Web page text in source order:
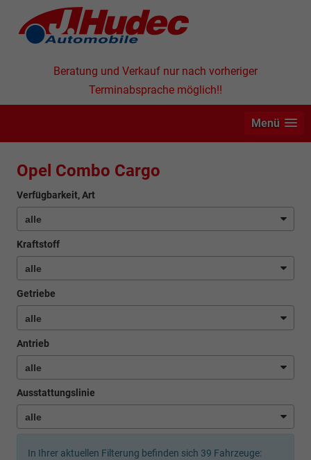
Beratung und Verkauf nur nach vorheriger
Terminabsprache möglich!!
Menü
Opel Combo Cargo
Verfügbarkeit, Art
Kraftstoff
Getriebe
Antrieb
Ausstattungslinie
In Ihrer aktuellen Filterung befinden sich 39 Fahrzeuge: